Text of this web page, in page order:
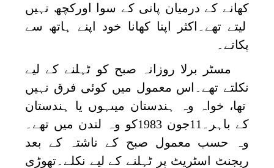
کھانے کے درمیان پانی کے سوا اورکچھ نہیں
لیتے تھے۔اکثر اپنا کھانا خود اپنے ہاتھ سے
پکاتے۔
مسٹر برلا روزانہ صبح کو ٹہلنے کے لیے
نکلتے تھے۔اس معمول میں کوئی فرق نہیں
تھا، خواہ وہ ہندستان میںہوں یا ہندستان
کے باہر۔11جون 1983کو وہ لندن میں تھے۔
وہ حسب معمول صبح کے ناشتہ کے بعد
ریجنٹ اسٹریٹ پر ٹہلنے کے لیے نکلے۔تھوڑی